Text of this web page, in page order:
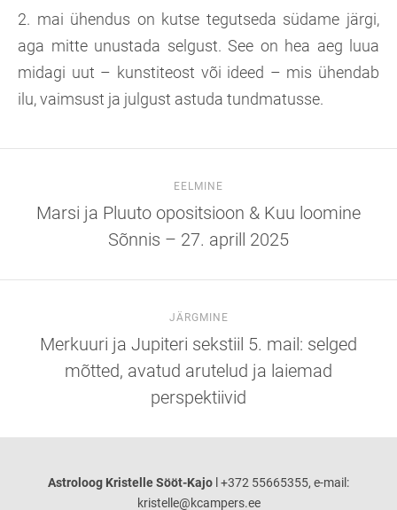
2. mai ühendus on kutse tegutseda südame järgi,
aga mitte unustada selgust. See on hea aeg luua
midagi uut – kunstiteost või ideed – mis ühendab
ilu, vaimsust ja julgust astuda tundmatusse.
EELMINE
Marsi ja Pluuto opositsioon & Kuu loomine
Sõnnis – 27. aprill 2025
JÄRGMINE
Merkuuri ja Jupiteri sekstiil 5. mail: selged
mõtted, avatud arutelud ja laiemad
perspektiivid
Astroloog Kristelle Sööt-Kajo l +372 55665355, e-mail:
kristelle@kcampers.ee